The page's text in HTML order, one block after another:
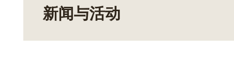
新闻与活动